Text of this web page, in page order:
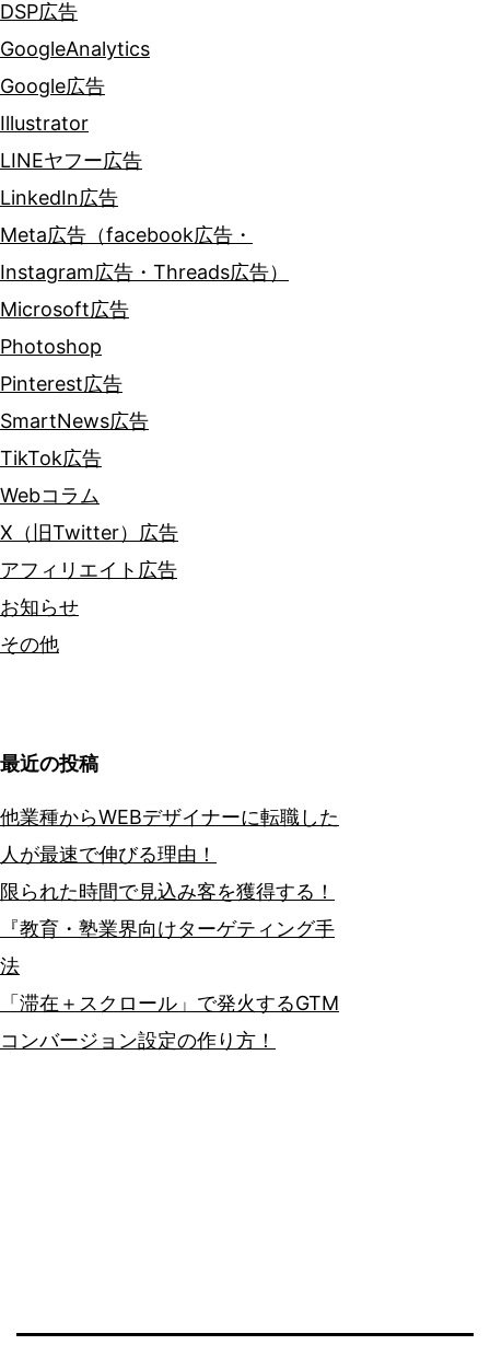
DSP広告
GoogleAnalytics
Google広告
Illustrator
LINEヤフー広告
LinkedIn広告
Meta広告（facebook広告・
Instagram広告・Threads広告）
Microsoft広告
Photoshop
Pinterest広告
SmartNews広告
TikTok広告
Webコラム
X（旧Twitter）広告
アフィリエイト広告
お知らせ
その他
最近の投稿
他業種からWEBデザイナーに転職した
人が最速で伸びる理由！
限られた時間で見込み客を獲得する！
『教育・塾業界向けターゲティング手
法
「滞在＋スクロール」で発火するGTM
コンバージョン設定の作り方！